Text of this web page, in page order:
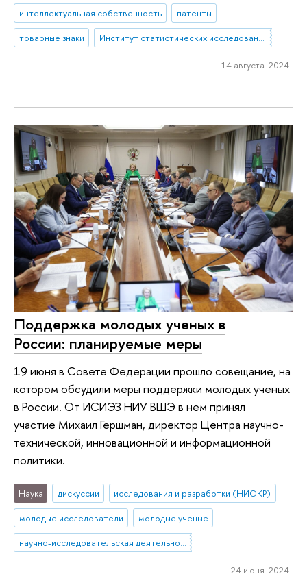
интеллектуальная собственность
патенты
товарные знаки
Институт статистических исследований и экономики знаний
14 августа 2024
Поддержка молодых ученых в
России: планируемые меры
19 июня в Совете Федерации прошло совещание, на
котором обсудили меры поддержки молодых ученых
в России. От ИСИЭЗ НИУ ВШЭ в нем принял
участие Михаил Гершман, директор Центра научно-
технической, инновационной и информационной
политики.
Наука дискуссии
исследования и разработки (НИОКР)
молодые исследователи
молодые ученые
научно-исследовательская деятельность
24 июня 2024